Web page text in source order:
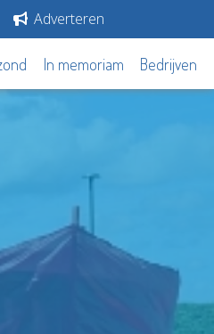
Adverteren
In memoriam Bedrijven